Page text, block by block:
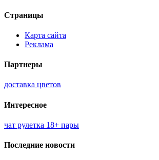
Страницы
Карта сайта
Реклама
Партнеры
доставка цветов
Интересное
чат рулетка 18+ пары
Последние новости